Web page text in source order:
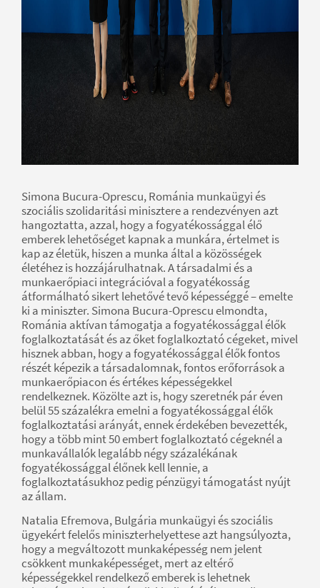
Simona Bucura-Oprescu, Románia munkaügyi és
szociális szolidaritási minisztere a rendezvényen azt
hangoztatta, azzal, hogy a fogyatékossággal élő
emberek lehetőséget kapnak a munkára, értelmet is
kap az életük, hiszen a munka által a közösségek
életéhez is hozzájárulhatnak. A társadalmi és a
munkaerőpiaci integrációval a fogyatékosság
átformálható sikert lehetővé tevő képességgé – emelte
ki a miniszter. Simona Bucura-Oprescu elmondta,
Románia aktívan támogatja a fogyatékossággal élők
foglalkoztatását és az őket foglalkoztató cégeket, mivel
hisznek abban, hogy a fogyatékossággal élők fontos
részét képezik a társadalomnak, fontos erőforrások a
munkaerőpiacon és értékes képességekkel
rendelkeznek. Közölte azt is, hogy szeretnék pár éven
belül 55 százalékra emelni a fogyatékossággal élők
foglalkoztatási arányát, ennek érdekében bevezették,
hogy a több mint 50 embert foglalkoztató cégeknél a
munkavállalók legalább négy százalékának
fogyatékossággal élőnek kell lennie, a
foglalkoztatásukhoz pedig pénzügyi támogatást nyújt
az állam.
Natalia Efremova, Bulgária munkaügyi és szociális
ügyekért felelős miniszterhelyettese azt hangsúlyozta,
hogy a megváltozott munkaképesség nem jelent
csökkent munkaképességet, mert az eltérő
képességekkel rendelkező emberek is lehetnek